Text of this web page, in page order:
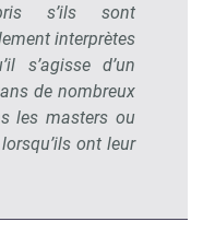
s’ils sont
interprètes
s’agisse d’un
de nombreux
les masters ou
ont leur